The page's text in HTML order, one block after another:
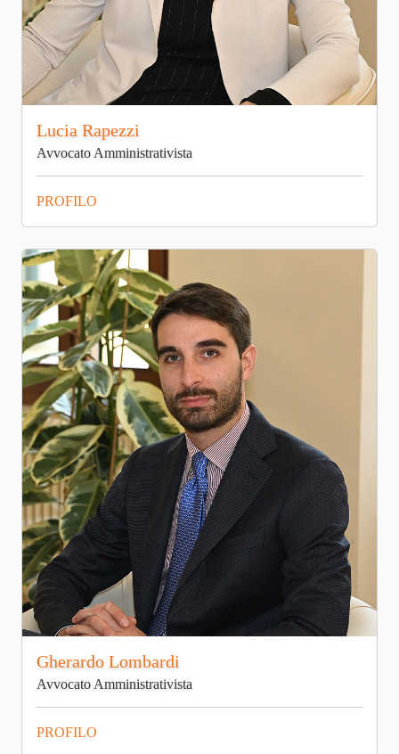
Lucia Rapezzi
Avvocato Amministrativista
PROFILO
Gherardo Lombardi
Avvocato Amministrativista
PROFILO